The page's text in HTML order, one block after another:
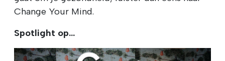
Change Your Mind.
Spotlight op...